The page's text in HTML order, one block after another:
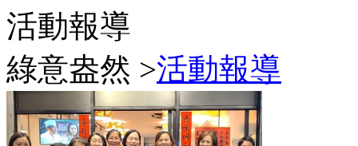
活動報導
綠意盎然 >活動報導